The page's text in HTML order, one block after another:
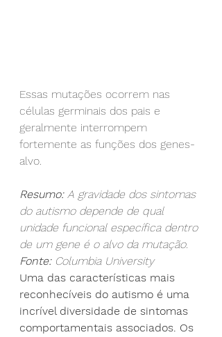
Essas mutações ocorrem nas
células germinais dos pais e
geralmente interrompem
fortemente as funções dos genes-
alvo.
Resumo: A gravidade dos sintomas
do autismo depende de qual
unidade funcional específica dentro
de um gene é o alvo da mutação.
Fonte: Columbia University
Uma das características mais
reconhecíveis do autismo é uma
incrível diversidade de sintomas
comportamentais associados. Os